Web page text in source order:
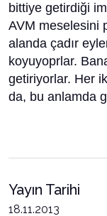
bittiye getirdiği
AVM meselesini
alanda çadır
koyuyoprlar.
getiriyorlar. Her
da, bu anlamda
Yayın Tarihi
18.11.2013